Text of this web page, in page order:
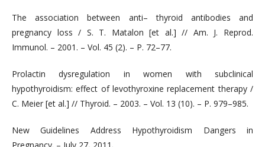
The association between anti– thyroid antibodies and
pregnancy loss / S. Т. Matalon [et al.] // Am. J. Reprod.
Immunol. – 2001. – Vol. 45 (2). – Р. 72–77.
Prolactin dysregulation in women with subclinical
hypothyroidism: effect of levothyroxine replacement therapy /
С. Meier [et al.] // Thyroid. – 2003. – Vol. 13 (10). – P. 979–985.
New Guidelines Address Hypothyroidism Dangers in